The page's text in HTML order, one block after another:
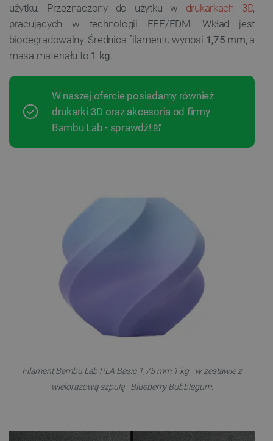
użytku. Przeznaczony do użytku w drukarkach 3D,
pracujących w technologii FFF/FDM. Wkład jest
biodegradowalny. Średnica filamentu wynosi 1,75 mm, a
masa materiału to 1 kg
W naszej ofercie posiadamy również
drukarki 3D oraz akcesoria od firmy
Bambu Lab - sprawdź!
Filament Bambu Lab PLA Basic 1,75 mm 1 kg - w zestawie z
wielorazową szpulą - Blueberry Bubblegum.